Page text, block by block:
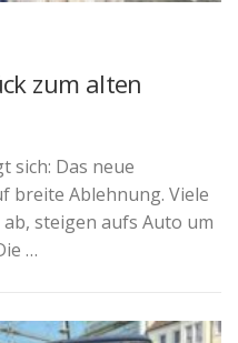
zum alten
sich: Das neue
breite Ablehnung. Viele
steigen aufs Auto um
…